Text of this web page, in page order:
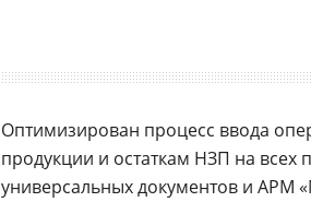
Оптимизирован процесс ввода
продукции и остаткам НЗП на всех
универсальных документов и АРМ